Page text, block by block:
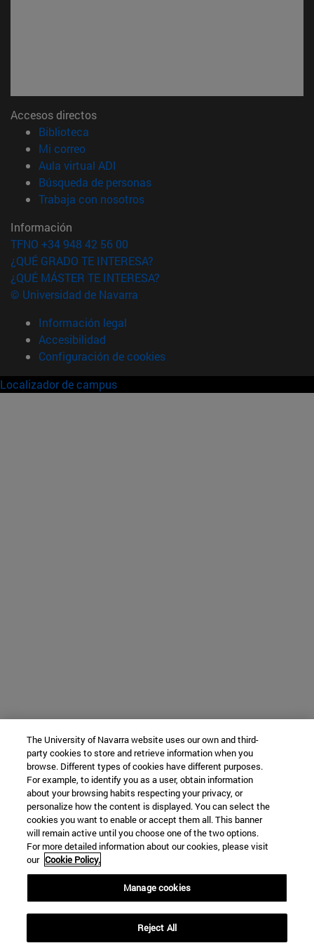
Accesos directos
Biblioteca
Mi correo(abre en nueva ventana)
Aula virtual ADI
Búsqueda de personas(abre en nueva ventana)
Trabaja con nosotros(abre en nueva ventana)
Información
TFNO +34 948 42 56 00
¿QUÉ GRADO TE INTERESA?
¿QUÉ MÁSTER TE INTERESA?
© Universidad de Navarra
Información legal
Accesibilidad
Configuración de cookies
Localizador de campus
The University of Navarra website uses our own and third-
party cookies to store and retrieve information when you
browse. Different types of cookies have different purposes.
For example, to identify you as a user, obtain information
about your browsing habits respecting your privacy, or
personalize how the content is displayed. You can select the
cookies you want to enable or accept them all. This banner
will remain active until you choose one of the two options.
For more detailed information about our cookies, please visit
our Cookie Policy.
Manage cookies
Reject All